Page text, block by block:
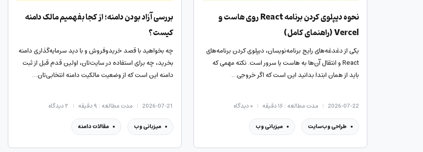
نحوه دیپلوی کردن برنامه React روی هاست و
Vercel (راهنمای کامل)
یکی از دغدغه‌های رایج برنامه‌نویسان، دیپلوی کردن برنامه‌های
React و انتقال آن‌ها به هاست یا سرور است. نکته مهمی که
باید از همان ابتدا بدانید این است که اگر خروجی…
2026-07-22 مدت مطالعه : ۱۶ دقیقه ۰دیدگاه
طراحی وب‌سایت میزبانی وب
بررسی آزاد بودن دامنه؛ از کجا بفهمیم مالک دامنه
کیست؟
چه بخواهید با قصد خرید‌و‌فروش و با دید سرمایه‌گذاری دامنه
بخرید، چه برای استفاده در سایت‌تان، اولین قدم قبل از ثبت
دامنه این است که از وضعیت مالکیت دامنه انتخابی‌تان…
2026-07-21 مدت مطالعه : ۹ دقیقه ۲دیدگاه
میزبانی وب مقالات دامنه